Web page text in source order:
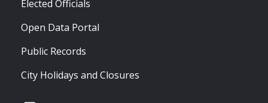
Elected Officials
Open Data Portal
Public Records
City Holidays and Closures